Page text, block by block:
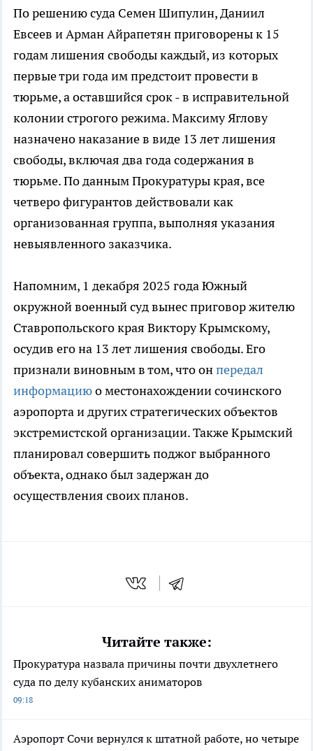
По решению суда Семен Шипулин, Даниил
Евсеев и Арман Айрапетян приговорены к 15
годам лишения свободы каждый, из которых
первые три года им предстоит провести в
тюрьме, а оставшийся срок - в исправительной
колонии строгого режима. Максиму Яглову
назначено наказание в виде 13 лет лишения
свободы, включая два года содержания в
тюрьме. По данным Прокуратуры края, все
четверо фигурантов действовали как
организованная группа, выполняя указания
невыявленного заказчика.
Напомним, 1 декабря 2025 года Южный
окружной военный суд вынес приговор жителю
Ставропольского края Виктору Крымскому,
осудив его на 13 лет лишения свободы. Его
признали виновным в том, что онпередал
информациюо местонахождении сочинского
аэропорта и других стратегических объектов
экстремистской организации. Также Крымский
планировал совершить поджог выбранного
объекта, однако был задержан до
осуществления своих планов.
Читайте также:
Прокуратура назвала причины почти двухлетнего
суда по делу кубанских аниматоров
09:18
Аэропорт Сочи вернулся к штатной работе, но четыре